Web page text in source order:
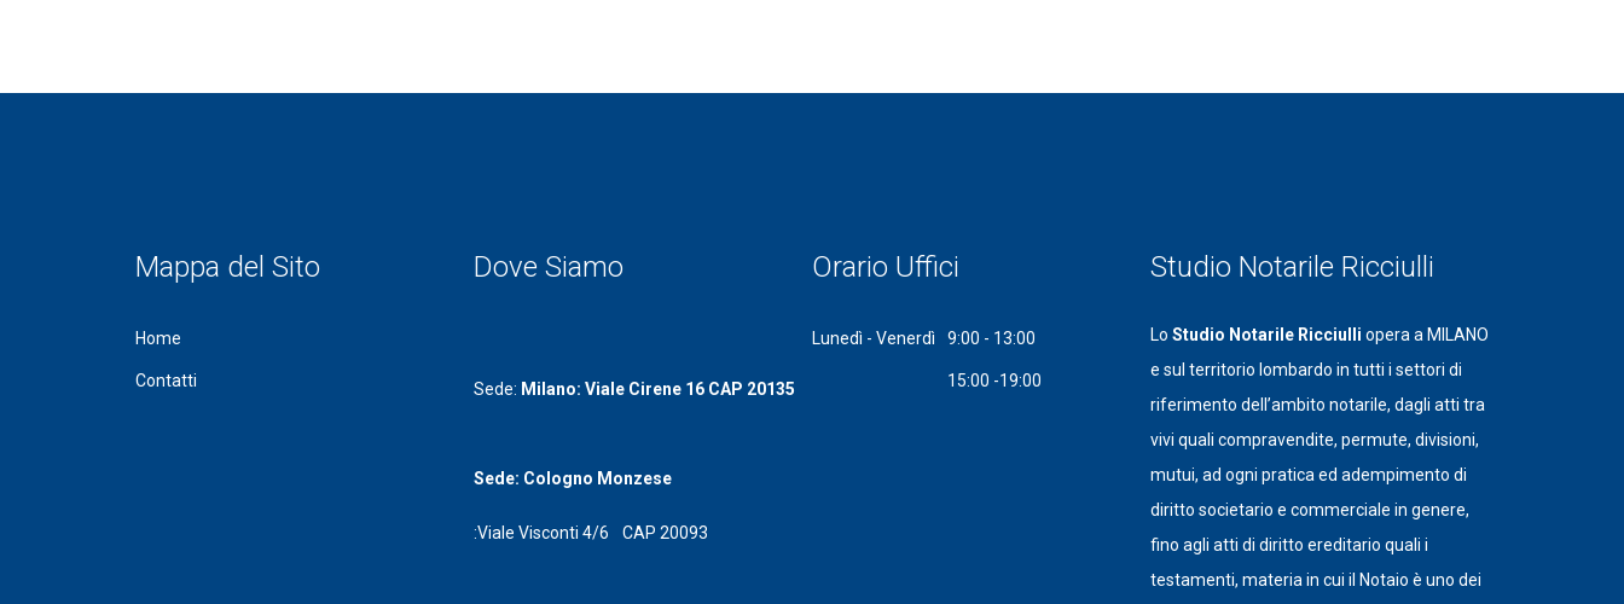
Mappa del Sito
Home
Contatti
Dove Siamo
Sede: Milano: Viale Cirene 16 CAP 20135
Sede: Cologno Monzese
:Viale Visconti 4/6 CAP 20093
Orario Uffici
Lunedì - Venerdì 9:00 - 13:00
15:00 -19:00
Studio Notarile Ricciulli
Lo Studio Notarile Ricciulli opera a MILANO
e sul territorio lombardo in tutti i settori di
riferimento dell’ambito notarile, dagli atti tra
vivi quali compravendite, permute, divisioni,
mutui, ad ogni pratica ed adempimento di
diritto societario e commerciale in genere,
fino agli atti di diritto ereditario quali i
testamenti, materia in cui il Notaio è uno dei